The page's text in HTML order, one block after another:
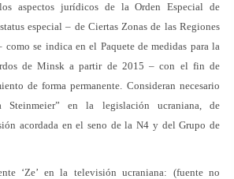
aspectos jurídicos de la Orden Especial de
especial – de Ciertas Zonas de las Regiones
se indica en el Paquete de medidas para la
de Minsk a partir de 2015 – con el fin de
de forma permanente. Consideran necesario
Steinmeier” en la legislación ucraniana, de
acordada en el seno de la N4 y del Grupo de
‘Ze’ en la televisión ucraniana: (fuente no